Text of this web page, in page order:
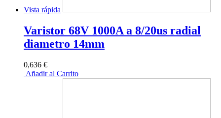
Vista rápida
Varistor 68V 1000A a 8/20us radial
diametro 14mm
0,636 €
Añadir al Carrito